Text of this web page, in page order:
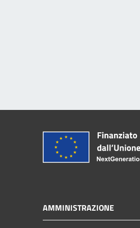
AMMINISTRAZIONE